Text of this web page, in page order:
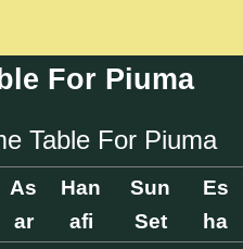
For Piuma
Table For Piuma
As
ar
Han
afi
Sun
Set
Es
ha